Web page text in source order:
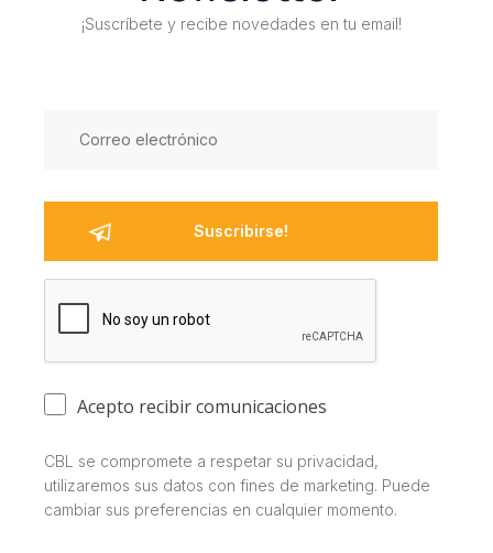
¡Suscríbete y recibe novedades en tu email!
Acepto recibir comunicaciones
CBL se compromete a respetar su privacidad,
utilizaremos sus datos con fines de marketing. Puede
cambiar sus preferencias en cualquier momento.